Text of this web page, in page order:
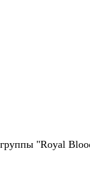
"Royal